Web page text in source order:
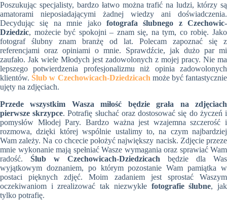
Poszukując specjalisty, bardzo łatwo można trafić na ludzi, którzy są
amatorami nieposiadającymi żadnej wiedzy ani doświadczenia.
Decydując się na mnie jako fotografa ślubnego z Czechowic-
Dziedzic, możecie być spokojni – znam się, na tym, co robię. Jako
fotograf ślubny znam branżę od lat. Polecam zapoznać się z
referencjami oraz opiniami o mnie. Sprawdźcie, jak dużo par mi
zaufało. Jak wiele Młodych jest zadowolonych z mojej pracy. Nie ma
lepszego potwierdzenia profesjonalizmu niż opinia zadowolonych
klientów.Ślub w Czechowicach-Dziedzicach może być fantastycznie
ujęty na zdjęciach.
Przede wszystkim Wasza miłość będzie grała na zdjęciach
pierwsze skrzypce. Potrafię słuchać oraz dostosować się do życzeń i
pomysłów Młodej Pary. Bardzo ważna jest wzajemna szczerość i
rozmowa, dzięki której wspólnie ustalimy to, na czym najbardziej
Wam zależy. Na co chcecie położyć największy nacisk. Zdjęcie przeze
mnie wykonanie mają spełniać Wasze wymagania oraz sprawiać Wam
radość. Ślub w Czechowicach-Dziedzicach będzie dla Was
wyjątkowym doznaniem, po którym pozostanie Wam pamiątka w
postaci pięknych zdjęć. Moim zadaniem jest sprostać Waszym
oczekiwaniom i zrealizować tak niezwykłe fotografie ślubne, jak
tylko potrafię.